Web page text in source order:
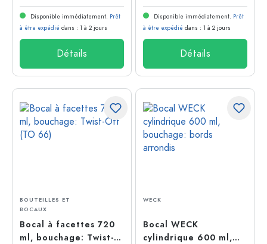
Disponible immédiatement. Prêt
à être expédié dans : 1 à 2 jours
Détails
Disponible immédiatement. Prêt
à être expédié dans : 1 à 2 jours
Détails
BOUTEILLES ET
BOCAUX
Bocal à facettes 720
ml, bouchage: Twist-
WECK
Bocal WECK
cylindrique 600 ml,